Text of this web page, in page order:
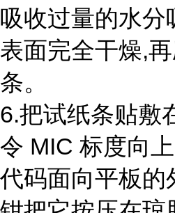
吸收过量的水分
表面完全干燥,
条。
6.把试纸条贴敷
令 MIC 标度向
代码面向平板的